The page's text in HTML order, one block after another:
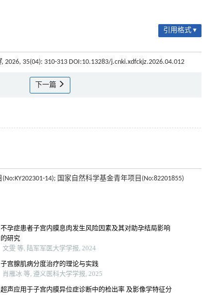
引用格式 ▾
, 2026, 35(04): 310-313 DOI:10.13283/j.cnki.xdfckjz.2026.04.012
下一篇
14); 国家自然科学基金青年项目(No:82201855)